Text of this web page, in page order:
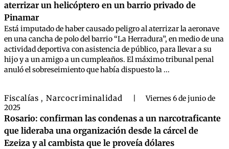
aterrizar un helicóptero en un barrio privado de
Pinamar
Está imputado de haber causado peligro al aterrizar la aeronave
en una cancha de polo del barrio “La Herradura”, en medio de una
actividad deportiva con asistencia de público, para llevar a su
hijo y a un amigo a un cumpleaños. El máximo tribunal penal
anuló el sobreseimiento que había dispuesto la ...
Fiscalías , Narcocriminalidad
Viernes 6 de junio de
2025
Rosario: confirman las condenas a un narcotraficante
que lideraba una organización desde la cárcel de
Ezeiza y al cambista que le proveía dólares